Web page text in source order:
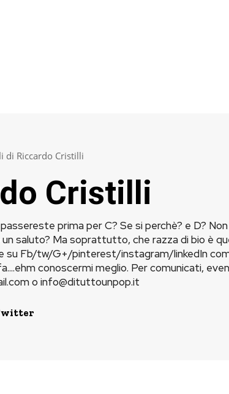
di Riccardo Cristilli
Cristilli
prima per C? Se si perchè? e D?
saluto? Ma soprattutto, che razza di bio è
su Fb/tw/G+/pinterest/instagram/linkedIn
conoscermi meglio. Per comunicati,
o info@dituttounpop.it